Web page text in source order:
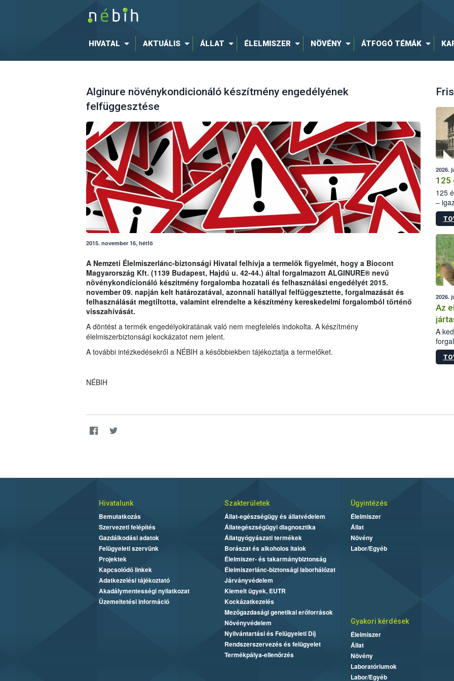
HIVATAL AKTUÁLIS ÁLLAT ÉLELMISZER NÖVÉNY ÁTFOGÓ TÉMÁK
Alginure növénykondicionáló készítmény engedélyének
felfüggesztése
2015. november 16, hétfő
A Nemzeti Élelmiszerlánc-biztonsági Hivatal felhívja a termelők figyelmét, hogy a Biocont
Magyarország Kft. (1139 Budapest, Hajdú u. 42-44.) által forgalmazott ALGINURE® nevű
növénykondícionáló készítmény forgalomba hozatali és felhasználási engedélyét 2015.
november 09. napján kelt határozatával, azonnali hatállyal felfüggesztette, forgalmazását és
felhasználását megtiltotta, valamint elrendelte a készítmény kereskedelmi forgalomból történő
visszahívását.
A döntést a termék engedélyokiratának való nem megfelelés indokolta. A készítmény
élelmiszerbiztonsági kockázatot nem jelent.
A további intézkedésekről a NÉBIH a későbbiekben tájékoztatja a termelőket.
NÉBIH
2026.
125
125
–
15.
2026.
Az
A
Hivatalunk
Bemutatkozás
Szervezeti felépítés
Gazdálkodási adatok
Felügyeleti szervünk
Projektek
Kapcsolódó linkek
Adatkezelési tájékoztató
Akadálymentességi nyilatkozat
Üzemeltetési információ
Szakterületek
Állat-egészségügy és állatvédelem
Állategészségügyi diagnosztika
Állatgyógyászati termékek
Borászat és alkoholos italok
Élelmiszer- és takarmánybiztonság
Élelmiszerlánc-biztonsági laborhálózat
Járványvédelem
Kiemelt ügyek, EUTR
Kockázatkezelés
Mezőgazdasági genetikai erőforrások
Növényvédelem
Nyilvántartási és Felügyeleti Díj
Rendszerszervezés és felügyelet
Termékpálya-ellenőrzés
Ügyintézés
Élelmiszer
Állat
Növény
Labor/Egyéb
Gyakori kérdések
Élelmiszer
Állat
Növény
Laboratóriumok
Labor/Egyéb